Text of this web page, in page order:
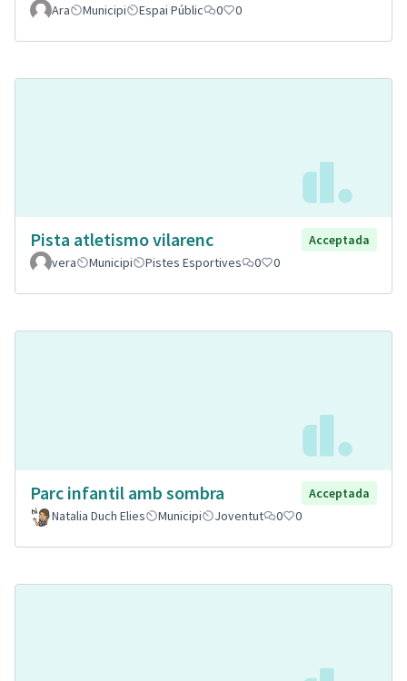
Ara Municipi Espai Públic 0 0
Pista atletismo vilarenc
Acceptada
vera
Municipi Pistes Esportives 0 0
Parc infantil amb sombra
Acceptada
Natalia Duch Elies
Municipi Joventut 0 0